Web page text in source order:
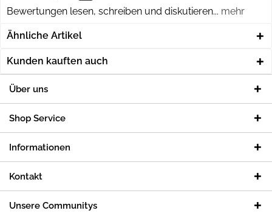
Bewertungen lesen, schreiben und diskutieren... mehr
Ähnliche Artikel
Kunden kauften auch
Über uns
Shop Service
Informationen
Kontakt
Unsere Communitys